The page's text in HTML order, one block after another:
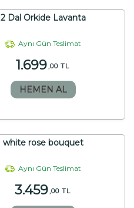
2 Dal Orkide Lavanta
Aynı Gün Teslimat
1.699,00 TL
HEMEN AL
white rose bouquet
Aynı Gün Teslimat
3.459 ,00 TL